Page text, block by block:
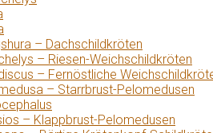
– Dachschildkröten
– Riesen-Weichschildkröten
– Fernöstliche
– Starrbrust-Pelomedusen
– Klappbrust-Pelomedusen